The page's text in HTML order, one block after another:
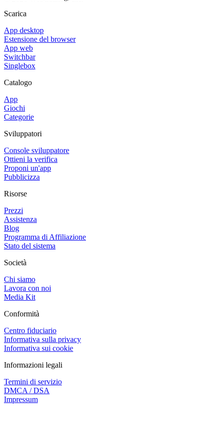
Scarica
App desktop
Estensione del browser
App web
Switchbar
Singlebox
Catalogo
App
Giochi
Categorie
Sviluppatori
Console sviluppatore
Ottieni la verifica
Proponi un'app
Pubblicizza
Risorse
Prezzi
Assistenza
Blog
Programma di Affiliazione
Stato del sistema
Società
Chi siamo
Lavora con noi
Media Kit
Conformità
Centro fiduciario
Informativa sulla privacy
Informativa sui cookie
Informazioni legali
Termini di servizio
DMCA / DSA
Impressum